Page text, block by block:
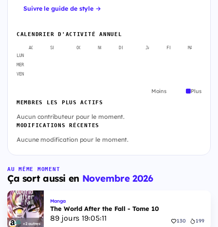
Suivre le guide de style →
CALENDRIER D'ACTIVITÉ ANNUEL
AOÛT SEPT. OCT. NOV. DÉC. JANV. FÉVR. MARS
LUN
MER
VEN
Moins Plus
MEMBRES LES PLUS ACTIFS
Aucun contributeur pour le moment.
MODIFICATIONS RÉCENTES
Aucune modification pour le moment.
AU MÊME MOMENT
Ça sort aussi en Novembre 2026
+2 autres
Manga
The World After the Fall - Tome 10
89jours 19:05:10 130 199